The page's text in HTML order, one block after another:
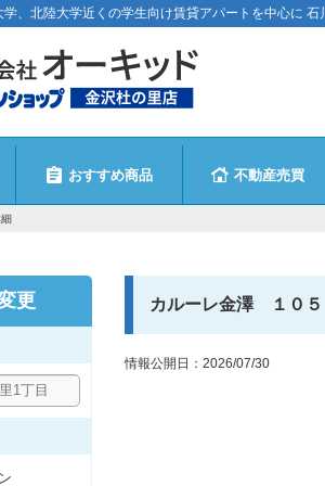
、北陸大学近くの学生向け賃貸アパートを中心に 石
おすすめ商品 不動産売買
カルーレ金澤 １０５
情報公開日： 2026/07/30
更